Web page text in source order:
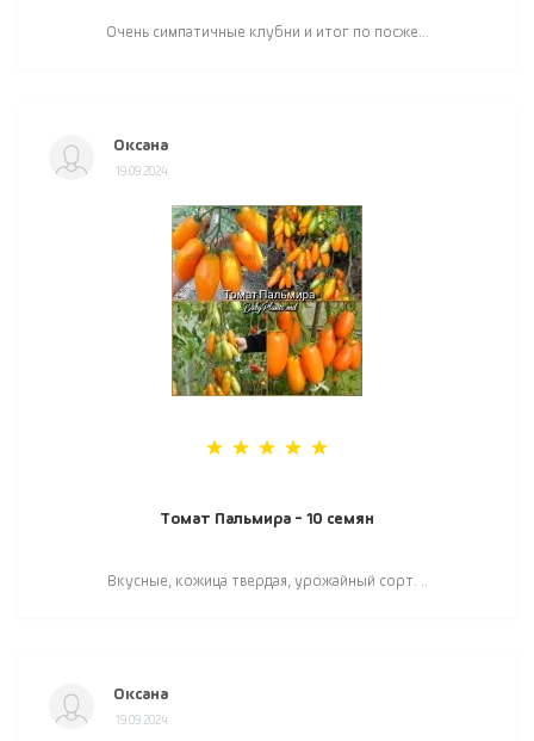
Очень симпатичные клубни и итог по посже...
Оксана
19.09.2024
Томат Пальмира - 10 семян
Вкусные, кожица твердая, урожайный сорт. ..
Оксана
19.09.2024